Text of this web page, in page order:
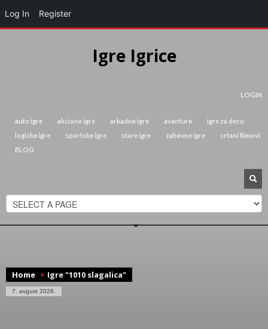
Igre Igrice
LOGIN
auto igre akcione igre arkadne igre avanture
igre za decu
logicke igre
sportske igre stare igre zabavne igre
crtani filmovi
BLOG
Home Igre "1010 slagalica"
7. avgust 2026.
Log In Register